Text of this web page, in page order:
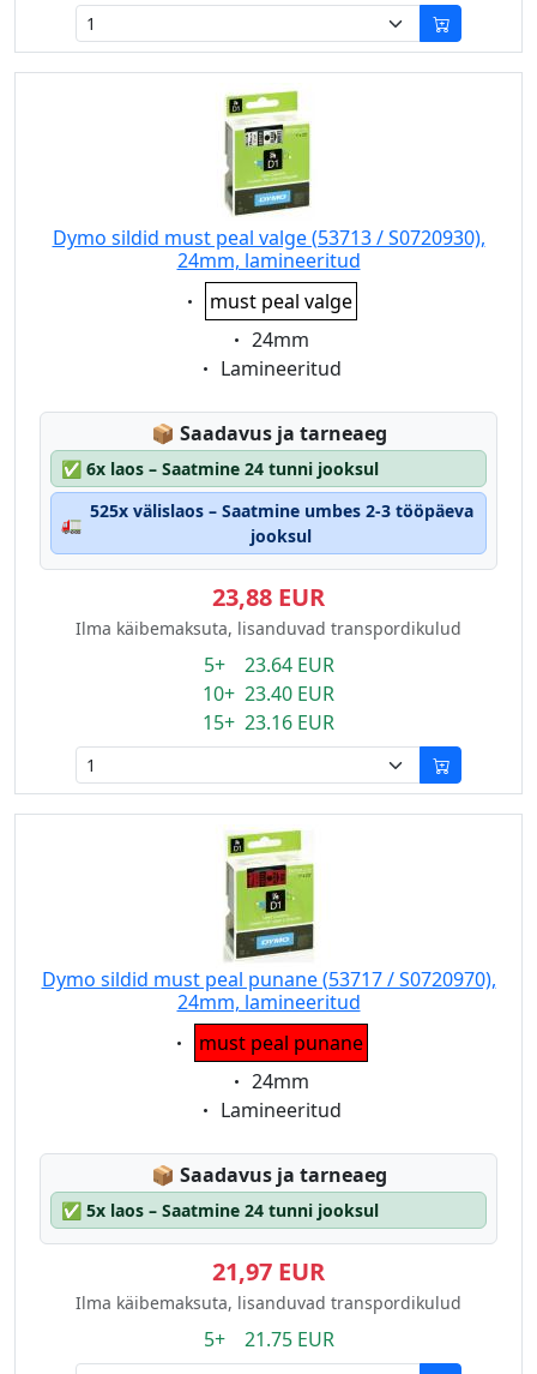
Dymo sildid must peal valge (53713 / S0720930),
24mm, lamineeritud
Eigenschaft:
must peal valge
Eigenschaft:
24mm
Eigenschaft:
Lamineeritud
📦 Lagerstatus:
Saadavus ja tarneaeg
✅ 6x laos – Saatmine 24 tunni jooksul
🚛
525x välislaos – Saatmine umbes 2-3 tööpäeva
jooksul
23,88 EUR
Ilma käibemaksuta, lisanduvad transpordikulud
5+ 23.64 EUR
10+ 23.40 EUR
15+ 23.16 EUR
Dymo sildid must peal punane (53717 / S0720970),
24mm, lamineeritud
Eigenschaft:
must peal punane
Eigenschaft:
24mm
Eigenschaft:
Lamineeritud
📦 Lagerstatus:
Saadavus ja tarneaeg
✅ 5x laos – Saatmine 24 tunni jooksul
21,97 EUR
Ilma käibemaksuta, lisanduvad transpordikulud
5+ 21.75 EUR